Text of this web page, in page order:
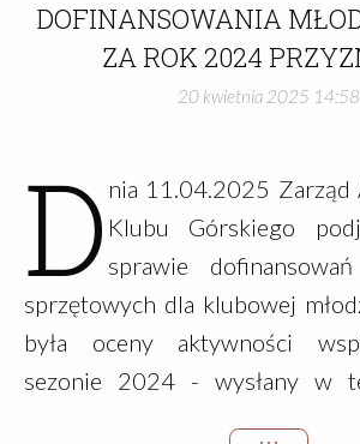
Ponowne otwarcie.23.12
otwarcie.AKG SOLO 8:00 -
- 22:0024 - 28.12 - Tylko AKG
01.01 - Tylko AKG SOLO 10:00 -
DOFINANSOWANIA
ZA ROK 2024
20 kwietnia 2025 14:58
D nia 11.04.2025 Zarząd
Klubu Górskiego
sprawie
sprzętowych dla klubowej
była oceny aktywności
sezonie 2024 - wysłany w